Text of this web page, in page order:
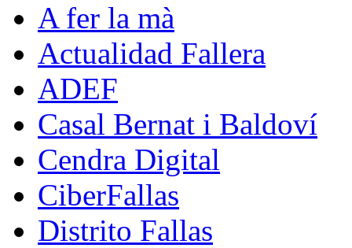
A fer la mà
Actualidad Fallera
ADEF
Casal Bernat i Baldoví
Cendra Digital
CiberFallas
Distrito Fallas